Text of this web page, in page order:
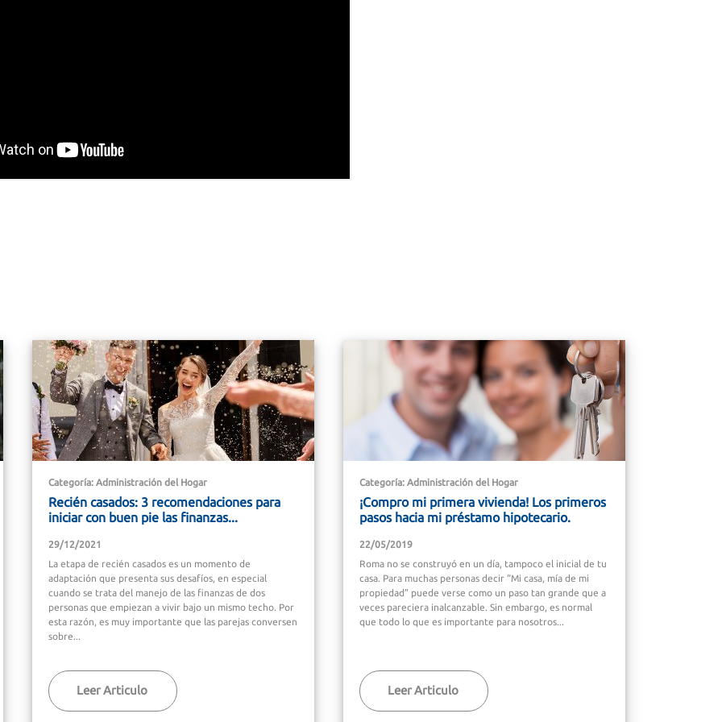
Categoría: Administración del Hogar
Recién casados: 3 recomendaciones para
iniciar con buen pie las finanzas...
29/12/2021
La etapa de recién casados es un momento de
adaptación que presenta sus desafíos, en especial
cuando se trata del manejo de las finanzas de dos
personas que empiezan a vivir bajo un mismo techo. Por
esta razón, es muy importante que las parejas conversen
sobre...
Leer Articulo
Categoría: Administración del Hogar
¡Compro mi primera vivienda! Los primeros
pasos hacia mi préstamo hipotecario.
22/05/2019
Roma no se construyó en un día, tampoco el inicial de tu
casa. Para muchas personas decir “Mi casa, mía de mi
propiedad” puede verse como un paso tan grande que a
veces pareciera inalcanzable. Sin embargo, es normal
que todo lo que es importante para nosotros...
Leer Articulo